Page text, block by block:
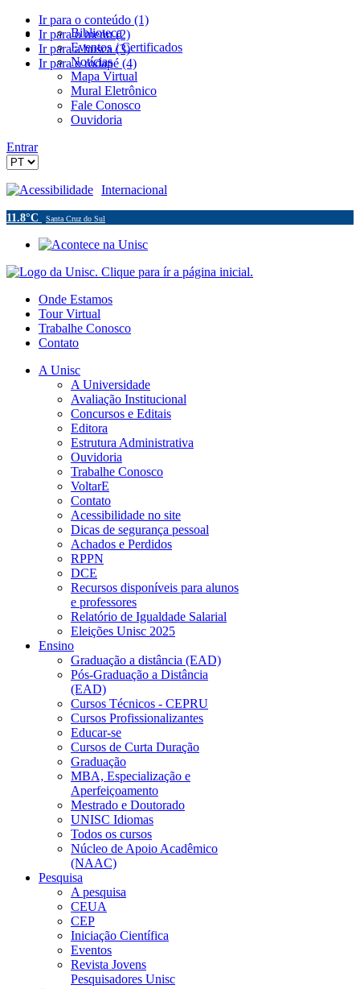
Ir para o conteúdo (1)
Ir para o menu (2)
Ir para a busca (3)
Ir para o rodapé (4)
Biblioteca
Eventos / Certificados
Notícias
Mapa Virtual
Mural Eletrônico
Fale Conosco
Ouvidoria
Entrar
Acessibilidade Internacional
11.8°C Santa Cruz do Sul
Onde Estamos
Tour Virtual
Trabalhe Conosco
Contato
A Unisc
A Universidade
Avaliação Institucional
Concursos e Editais
Editora
Estrutura Administrativa
Ouvidoria
Trabalhe Conosco
VoltarE
Contato
Acessibilidade no site
Dicas de segurança pessoal
Achados e Perdidos
RPPN
DCE
Recursos disponíveis para alunos
e professores
Relatório de Igualdade Salarial
Eleições Unisc 2025
Ensino
Graduação a distância (EAD)
Pós-Graduação a Distância
(EAD)
Cursos Técnicos - CEPRU
Cursos Profissionalizantes
Educar-se
Cursos de Curta Duração
Graduação
MBA, Especialização e
Aperfeiçoamento
Mestrado e Doutorado
UNISC Idiomas
Todos os cursos
Núcleo de Apoio Acadêmico
(NAAC)
Pesquisa
A pesquisa
CEUA
CEP
Iniciação Científica
Eventos
Revista Jovens
Pesquisadores Unisc